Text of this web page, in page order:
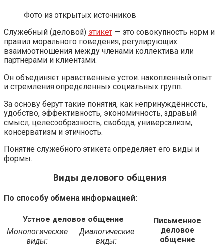
Фото из открытых источников
Служебный (деловой) этикет — это совокупность норм и
правил морального поведения, регулирующих
взаимоотношения между членами коллектива или
партнерами и клиентами.
Он объединяет нравственные устои, накопленный опыт
и стремления определенных социальных групп.
За основу берут такие понятия, как непринуждённость,
удобство, эффективность, экономичность, здравый
смысл, целесообразность, свобода, универсализм,
консерватизм и этичность.
Понятие служебного этикета определяет его виды и
формы.
Виды делового общения
По способу обмена информацией:
Устное деловое общение
Письменное
деловое
общение
Монологические
виды:
Диалогические
виды: